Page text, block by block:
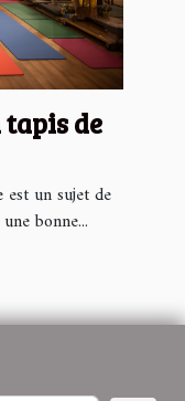
de
un sujet de
bonne...